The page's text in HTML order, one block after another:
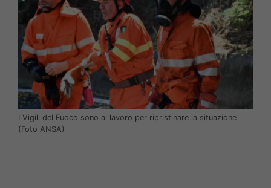
I Vigili del Fuoco sono al lavoro per ripristinare la situazione
(Foto ANSA)